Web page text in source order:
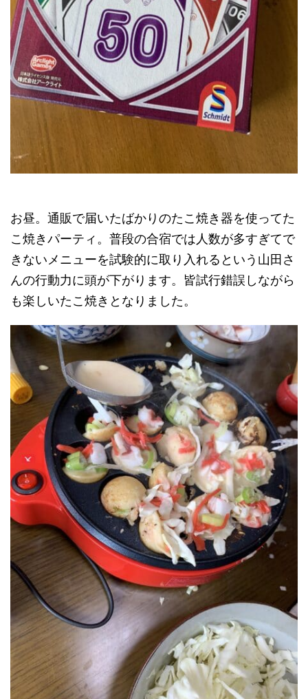
お昼。通販で届いたばかりのたこ焼き器を使ってた
こ焼きパーティ。普段の合宿では人数が多すぎてで
きないメニューを試験的に取り入れるという山田さ
んの行動力に頭が下がります。皆試行錯誤しながら
も楽しいたこ焼きとなりました。